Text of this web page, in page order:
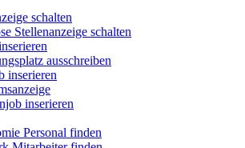
schalten
Stellenanzeige schalten
ausschreiben
inserieren
inserieren
Personal finden